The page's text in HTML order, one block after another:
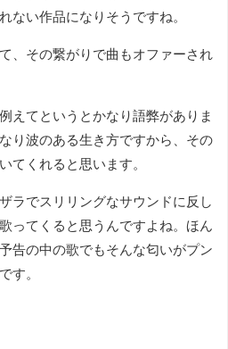
ない作品になりそうですね。
、その繋がりで曲もオファーされ
えてというとかなり語弊がありま
り波のある生き方ですから、その
てくれると思います。
ラでスリリングなサウンドに反し
ってくると思うんですよね。ほん
告の中の歌でもそんな匂いがプン
す。